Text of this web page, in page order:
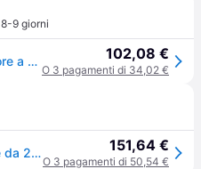
8-9 giorni
DIGITUS DN-10-09U Distributore a parete DIGITUS 10", 9 U, grigio chiaro RAL 7035 102,08 €
O 3 pagamenti di 34,02 €
Digitus Alloggiamento a parete da 254 mm (10") - 312 x 300 mm (L x P) 151,64 €
O 3 pagamenti di 50,54 €